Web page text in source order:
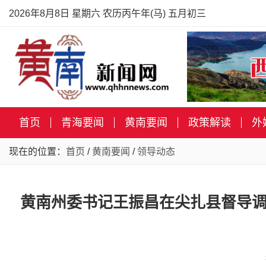
2026年8月8日 星期六 农历丙午年(马) 五月初三
首页 青海要闻 黄南要闻 政策解读 外
现在的位置： 首页 / 黄南要闻 /领导动态
黄南州委书记王振昌在尖扎县督导